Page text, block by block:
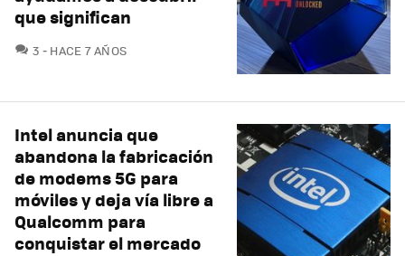
que significan
3 COMENTARIOS
HACE 7 AÑOS
Intel anuncia que
abandona la fabricación
de modems 5G para
móviles y deja vía libre a
Qualcomm para
conquistar el mercado